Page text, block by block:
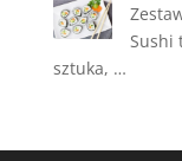
Sushi
sztuka, …